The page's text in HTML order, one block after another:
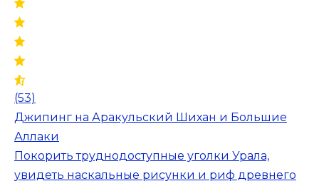
(53)
Джипинг на Аракульский Шихан и Большие
Аллаки
Покорить труднодоступные уголки Урала,
увидеть наскальные рисунки и риф древнего